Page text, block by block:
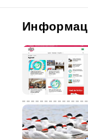
Новости
Медиа
Афиша